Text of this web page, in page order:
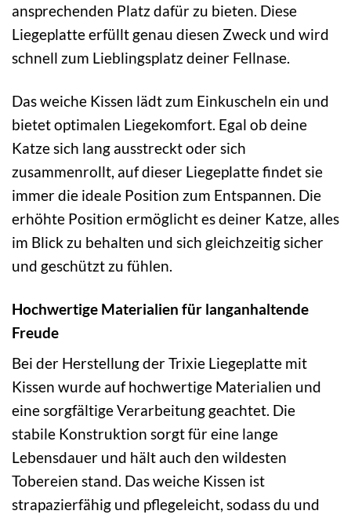
ansprechenden Platz dafür zu bieten. Diese
Liegeplatte erfüllt genau diesen Zweck und wird
schnell zum Lieblingsplatz deiner Fellnase.
Das weiche Kissen lädt zum Einkuscheln ein und
bietet optimalen Liegekomfort. Egal ob deine
Katze sich lang ausstreckt oder sich
zusammenrollt, auf dieser Liegeplatte findet sie
immer die ideale Position zum Entspannen. Die
erhöhte Position ermöglicht es deiner Katze, alles
im Blick zu behalten und sich gleichzeitig sicher
und geschützt zu fühlen.
Hochwertige Materialien für langanhaltende
Freude
Bei der Herstellung der Trixie Liegeplatte mit
Kissen wurde auf hochwertige Materialien und
eine sorgfältige Verarbeitung geachtet. Die
stabile Konstruktion sorgt für eine lange
Lebensdauer und hält auch den wildesten
Tobereien stand. Das weiche Kissen ist
strapazierfähig und pflegeleicht, sodass du und